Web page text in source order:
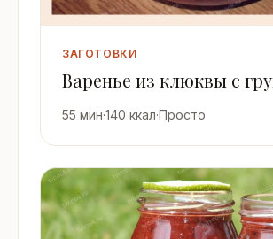
ЗАГОТОВКИ
Варенье из клюквы с
55 мин·140 ккал·Просто